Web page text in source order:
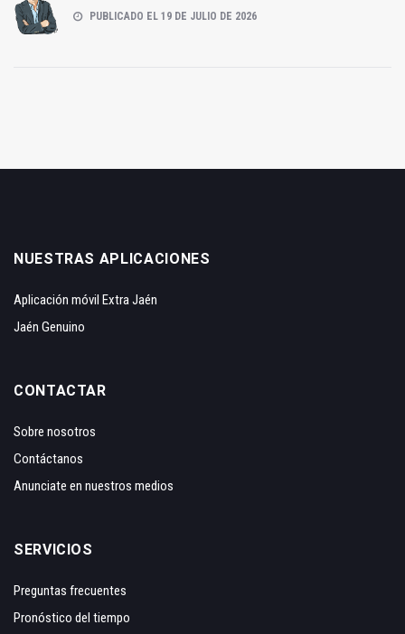
PUBLICADO EL 19 DE JULIO DE 2026
NUESTRAS APLICACIONES
Aplicación móvil Extra Jaén
Jaén Genuino
CONTACTAR
Sobre nosotros
Contáctanos
Anunciate en nuestros medios
SERVICIOS
Preguntas frecuentes
Pronóstico del tiempo